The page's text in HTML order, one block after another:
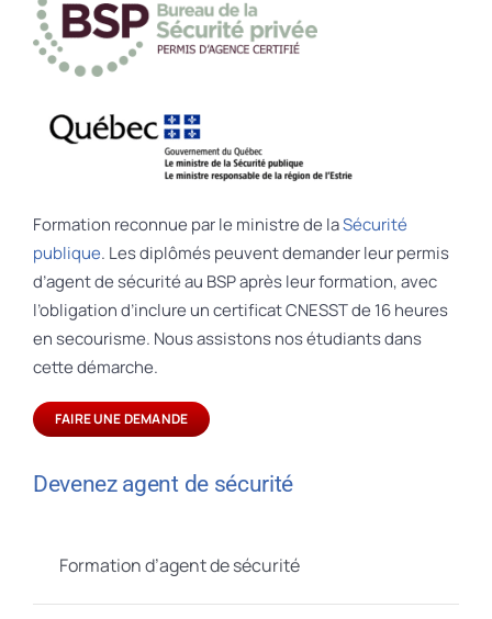
Formation reconnue par le ministre de laSécurité
publique. Les diplômés peuvent demander leur permis
d’agent de sécurité au BSP après leur formation, avec
l’obligation d’inclure un certificat CNESST de 16 heures
en secourisme. Nous assistons nos étudiants dans
cette démarche.
FAIRE UNE DEMANDE
Devenez agent de sécurité
Formation d’agent de sécurité